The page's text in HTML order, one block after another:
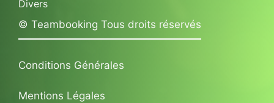
Divers
© Teambooking Tous droits réservés
Conditions Générales
Mentions Légales